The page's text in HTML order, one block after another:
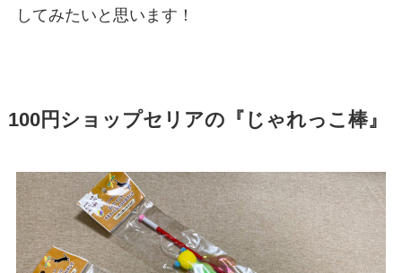
してみたいと思います！
100円ショップセリアの『じゃれっこ棒』